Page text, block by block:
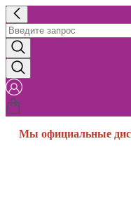
Мы официальные